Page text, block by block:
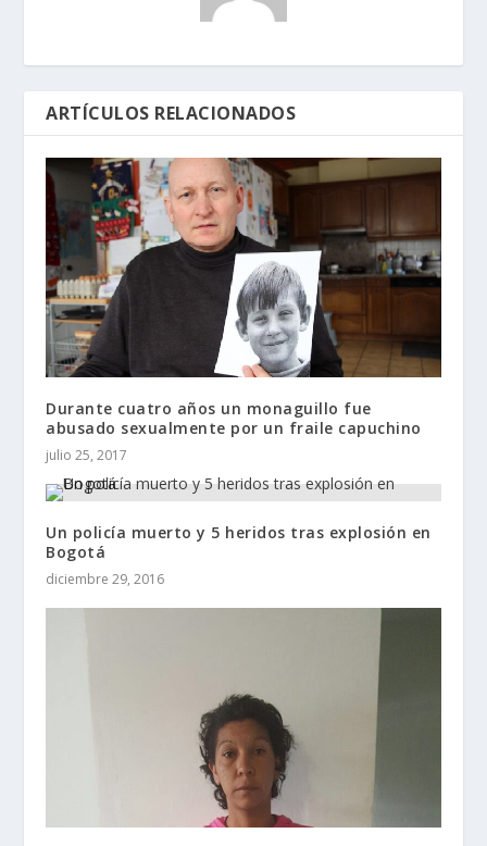
ARTÍCULOS RELACIONADOS
Durante cuatro años un monaguillo fue
abusado sexualmente por un fraile capuchino
julio 25, 2017
Un policía muerto y 5 heridos tras explosión en
Bogotá
diciembre 29, 2016